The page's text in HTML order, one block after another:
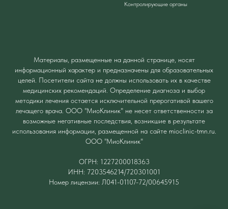
Контролирующие органы
Материалы, размещенные на данной странице, носят
информационный характер и предназначены для образовательных
целей. Посетители сайта не должны использовать их в качестве
медицинских рекомендаций. Определение диагноза и выбор
методики лечения остается исключительной прерогативой вашего
лечащего врача. ООО "МиоКлиник" не несет ответственности за
возможные негативные последствия, возникшие в результате
использования информации, размещенной на сайте mioclinic-tmn.ru.
ООО "МиоКлиник"
ОГРН: 1227200018363
ИНН: 7203546214/720301001
Номер лицензии: Л041-01107-72/00645915